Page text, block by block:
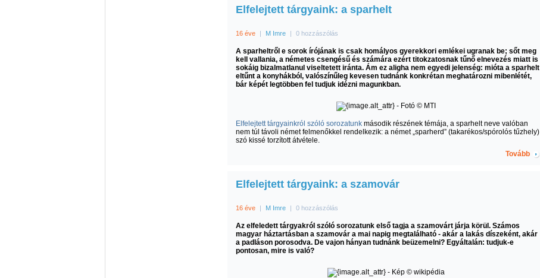
Elfelejtett tárgyaink: a sparhelt
16 éve | M Imre | 0 hozzászólás
A sparheltről e sorok írójának is csak homályos gyerekkori emlékei ugranak be; sőt meg
kell vallania, a németes csengésű és számára ezért titokzatosnak tűnő elnevezés miatt is
sokáig bizalmatlanul viseltetett iránta. Ám ez aligha nem egyedi jelenség: mióta a sparhelt
eltűnt a konyhákból, valószínűleg kevesen tudnánk konkrétan meghatározni mibenlétét,
bár képét legtöbben fel tudjuk idézni magunkban.
Elfelejtett tárgyainkról szóló sorozatunk második részének témája, a sparhelt neve valóban
nem túl távoli német felmenőkkel rendelkezik: a német „sparherd” (takarékos/spórolós tűzhely)
szó kissé torzított átvétele.
Tovább
Elfelejtett tárgyaink: a szamovár
16 éve | M Imre | 0 hozzászólás
Az elfeledett tárgyakról szóló sorozatunk első tagja a szamovárt járja körül. Számos
magyar háztartásban a szamovár a mai napig megtalálható - akár a lakás díszeként, akár
a padláson porosodva. De vajon hányan tudnánk beüzemelni? Egyáltalán: tudjuk-e
pontosan, mire is való?